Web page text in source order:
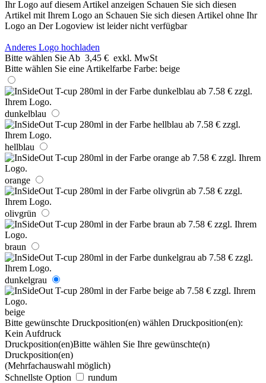
Ihr Logo auf diesem Artikel anzeigen Schauen Sie sich diesen
Artikel mit Ihrem Logo an Schauen Sie sich diesen Artikel ohne Ihr
Logo an Der Logoview ist leider nicht verfügbar
Anderes Logo hochladen
Bitte wählen Sie Ab 3,45 € exkl. MwSt
Bitte wählen Sie eine Artikelfarbe Farbe: beige
dunkelblau
hellblau
orange
olivgrün
braun
dunkelgrau
beige
Bitte gewünschte Druckposition(en) wählen Druckposition(en):
Kein Aufdruck
Druckposition(en)Bitte wählen Sie Ihre gewünschte(n)
Druckposition(en)
(Mehrfachauswahl möglich)
Schnellste Option
rundum